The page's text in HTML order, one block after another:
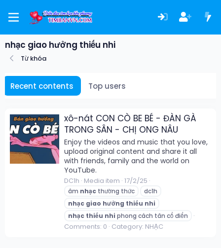
nhạc giao hưởng thiếu nhi
Từ khóa
Recent contents Top users
xô-nát CON CÒ BE BÉ - ĐÀN GÀ
TRONG SÂN - CHỊ ONG NÂU
Enjoy the videos and music that you love,
upload original content and share it all
with friends, family and the world on
YouTube.
DC1h Media item 17/2/25
âm nhạc thường thức
dc1h
nhạc giao hưởng thiếu nhi
nhạc thiếu nhi phong cách tân cổ điển
Comments: 0 Category: NHẠC